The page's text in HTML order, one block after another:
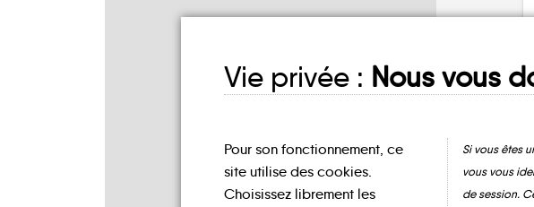
Vie privée : Nous vous
Pour son fonctionnement, ce
site utilise des cookies.
Choisissez librement les
Si vous êtes
vous vous
de session.